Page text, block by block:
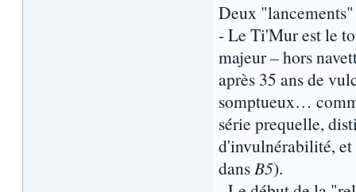
Deux
- Le Ti'Mur est le
majeur – hors
après 35 ans de
somptueux…
série prequelle,
d'invulnérabilité, et
dansB5).